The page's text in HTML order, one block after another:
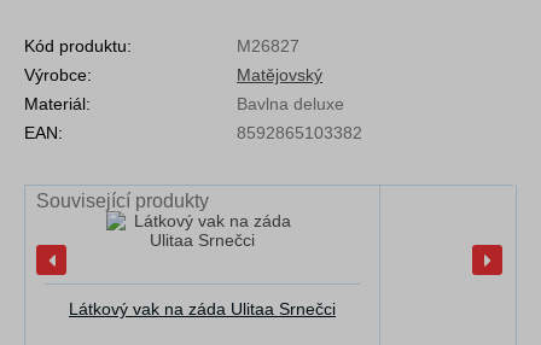
Kód produktu:
M26827
Výrobce:
Matějovský
Materiál:
Bavlna deluxe
EAN:
8592865103382
Související produkty
Látkový vak na záda Ulitaa Srnečci